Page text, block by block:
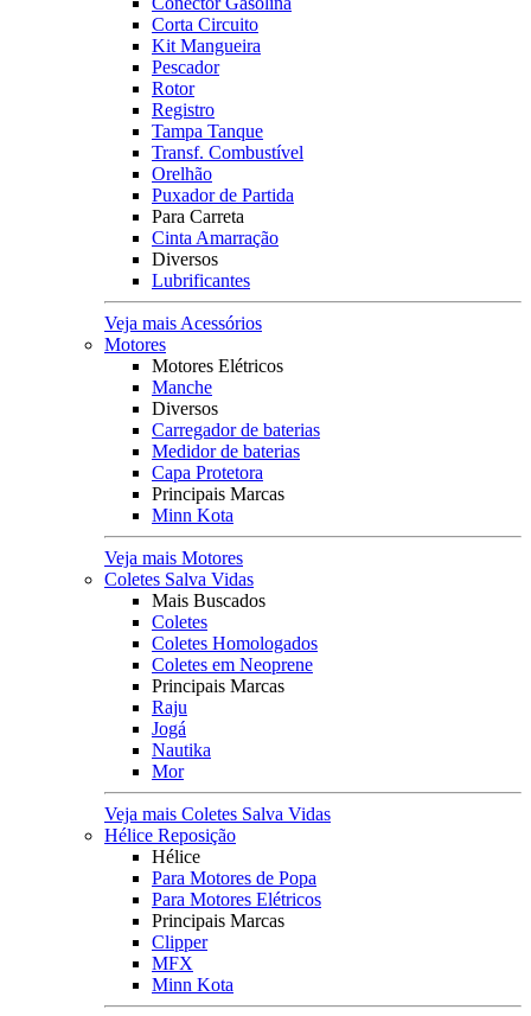
Corta Circuito
Kit Mangueira
Pescador
Rotor
Registro
Tampa Tanque
Transf. Combustível
Orelhão
Puxador de Partida
Para Carreta
Cinta Amarração
Diversos
Lubrificantes
Veja mais Acessórios
Motores
Motores Elétricos
Manche
Diversos
Carregador de baterias
Medidor de baterias
Capa Protetora
Principais Marcas
Minn Kota
Veja mais Motores
Coletes Salva Vidas
Mais Buscados
Coletes
Coletes Homologados
Coletes em Neoprene
Principais Marcas
Raju
Jogá
Nautika
Mor
Veja mais Coletes Salva Vidas
Hélice Reposição
Hélice
Para Motores de Popa
Para Motores Elétricos
Principais Marcas
Clipper
MFX
Minn Kota